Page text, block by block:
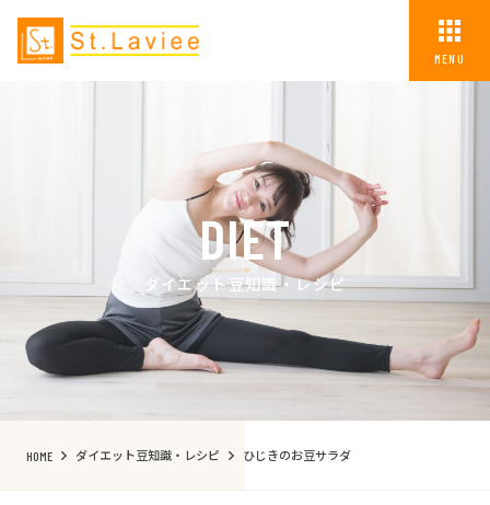
MENU
DIET
ダイエット豆知識・レシピ
HOME ダイエット豆知識・レシピ ひじきのお豆サラダ